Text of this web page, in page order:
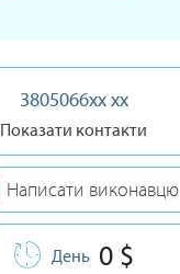
3805066xx xx
Показати контакти
Написати виконавцю
День 0 $